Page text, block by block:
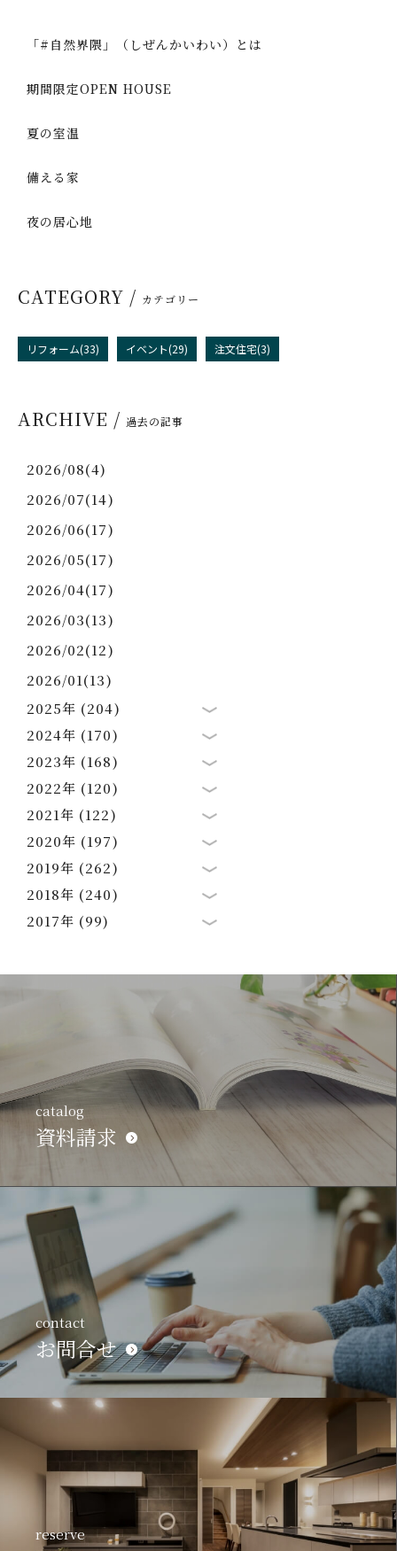
「#自然界隈」（しぜんかいわい）とは
期間限定OPEN HOUSE
夏の室温
備える家
夜の居心地
CATEGORY / カテゴリー
リフォーム(33) イベント(29) 注文住宅(3)
ARCHIVE / 過去の記事
2026/08(4)
2026/07(14)
2026/06(17)
2026/05(17)
2026/04(17)
2026/03(13)
2026/02(12)
2026/01(13)
2025年 (204)
2024年 (170)
2023年 (168)
2022年 (120)
2021年 (122)
2020年 (197)
2019年 (262)
2018年 (240)
2017年 (99)
catalog
資料請求
contact
お問合せ
reserve